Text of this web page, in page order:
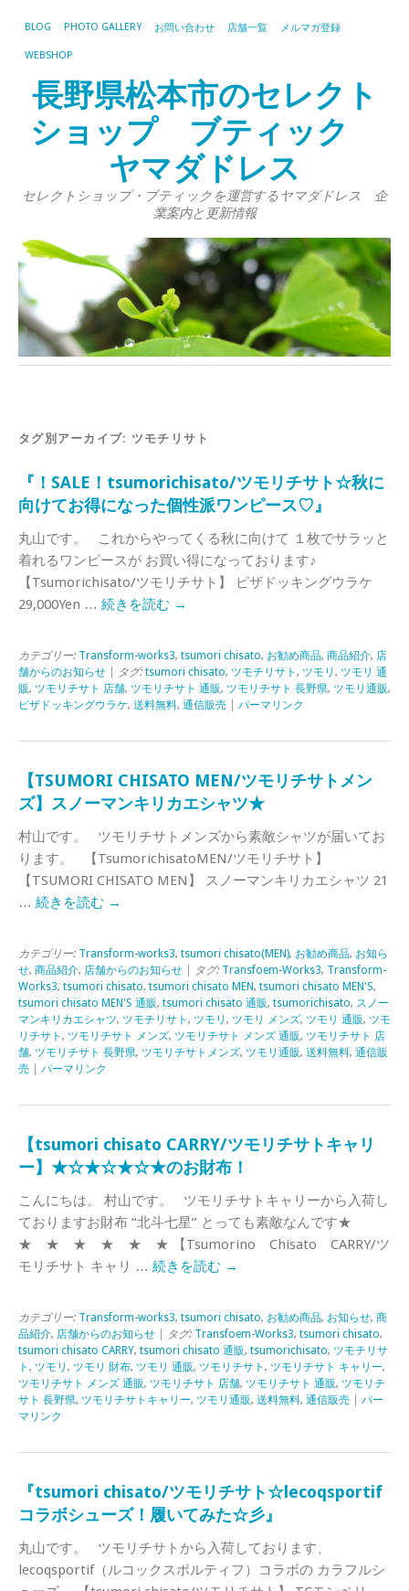
BLOG PHOTO GALLERY お問い合わせ 店舗一覧 メルマガ登録
WEBSHOP
長野県松本市のセレクト
ショップ ブティック
ヤマダドレス
セレクトショップ・ブティックを運営するヤマダドレス 企
業案内と更新情報
タグ別アーカイブ: ツモチリサト
『！SALE！tsumorichisato/ツモリチサト☆秋に
向けてお得になった個性派ワンピース♡』
丸山です。 これからやってくる秋に向けて １枚でサラッと
着れるワンピースが お買い得になっております♪
【Tsumorichisato/ツモリチサト】 ピザドッキングウラケ
29,000Yen … 続きを読む →
カテゴリー: Transform-works3, tsumori chisato, お勧め商品, 商品紹介, 店
舗からのお知らせ | タグ: tsumori chisato, ツモチリサト , ツモリ , ツモリ 通
販, ツモリチサト 店舗, ツモリチサト 通販, ツモリチサト 長野県, ツモリ通販,
ピザドッキングウラケ, 送料無料, 通信販売 パーマリンク
【TSUMORI CHISATO MEN/ツモリチサトメン
ズ】スノーマンキリカエシャツ★
村山です。 ツモリチサトメンズから素敵シャツが届いてお
ります。 【TsumorichisatoMEN/ツモリチサト】
【TSUMORI CHISATO MEN】 スノーマンキリカエシャツ 21
… 続きを読む →
カテゴリー: Transform-works3, tsumori chisato(MEN), お勧め商品, お知ら
せ, 商品紹介, 店舗からのお知らせ | タグ: Transfoem-Works3, Transform-
Works3, tsumori chisato, tsumori chisato MEN, tsumori chisato MEN'S,
tsumori chisato MEN'S 通販, tsumori chisato 通販, tsumorichisato, スノー
マンキリカエシャツ, ツモチリサト , ツモリ , ツモリ メンズ, ツモリ 通販, ツモ
リチサト , ツモリチサト メンズ, ツモリチサト メンズ 通販, ツモリチサト 店
舗, ツモリチサト 長野県, ツモリチサトメンズ, ツモリ通販, 送料無料, 通信販
売
パーマリンク
【tsumori chisato CARRY/ツモリチサトキャリ
ー】★☆★☆★☆★のお財布！
こんにちは。 村山です。 ツモリチサトキャリーから入荷し
ておりますお財布 “北斗七星” とっても素敵なんです★
★ ★ ★ ★ ★ ★ 【Tsumorino Chisato CARRY/ツ
モリチサト キャリ … 続きを読む →
カテゴリー: Transform-works3, tsumori chisato, お勧め商品, お知らせ, 商
品紹介, 店舗からのお知らせ | タグ: Transfoem-Works3, tsumori chisato,
tsumori chisato CARRY, tsumori chisato 通販, tsumorichisato, ツモチリサ
ト , ツモリ , ツモリ 財布, ツモリ 通販, ツモリチサト , ツモリチサト キャリー,
ツモリチサト メンズ 通販, ツモリチサト 店舗, ツモリチサト 通販, ツモリチ
サト 長野県, ツモリチサトキャリー, ツモリ通販, 送料無料, 通信販売
パー
マリンク
『tsumori chisato/ツモリチサト☆lecoqsportif
コラボシューズ！履いてみた☆彡』
丸山です。 ツモリチサトから入荷しております、
lecoqsportif（ルコックスポルティフ）コラボの カラフルシ